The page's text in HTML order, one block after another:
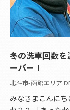
冬の洗車回数
ーパー！
北斗市-函館エリア
みなさまこんに